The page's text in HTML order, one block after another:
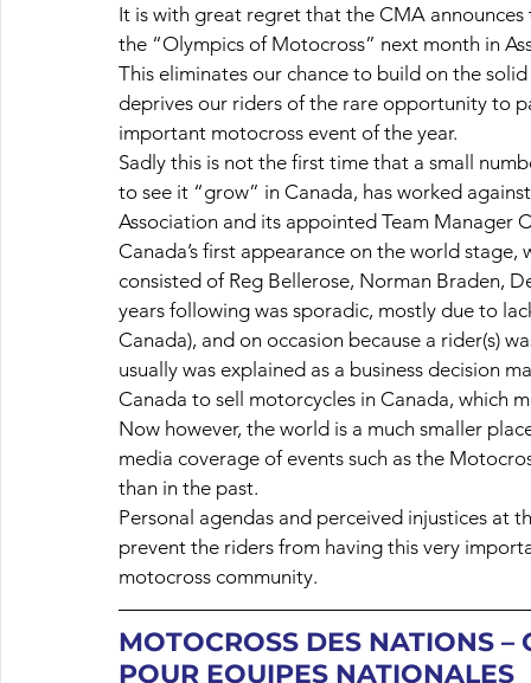
It is with great regret that the CMA
the “Olympics of Motocross” next month in
This eliminates our chance to build on the
deprives our riders of the rare opportunity to
important motocross event of the year.
Sadly this is not the first time that a small
to see it “grow” in Canada, has worked
Association and its appointed Team Manager
Canada’s first appearance on the world
consisted of Reg Bellerose, Norman Braden,
years following was sporadic, mostly due to
Canada), and on occasion because a rider(s)
usually was explained as a business decision
Canada to sell motorcycles in Canada, which
Now however, the world is a much smaller
media coverage of events such as the
than in the past.
Personal agendas and perceived injustices at
prevent the riders from having this very
motocross community.
MOTOCROSS DES NATIONS
POUR EQUIPES NATIONALES